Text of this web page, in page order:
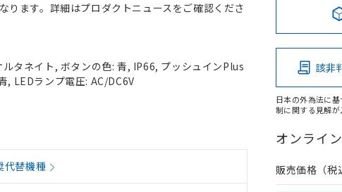
ります。詳細はプロダクトニュースをご確認くださ
タネイト, ボタンの色: 青, IP66, プッシュインPlus
, LEDランプ電圧: AC/DC6V
代替機種
該非
日本の外為法に
制に関する見解が
オンライ
販売価格（税